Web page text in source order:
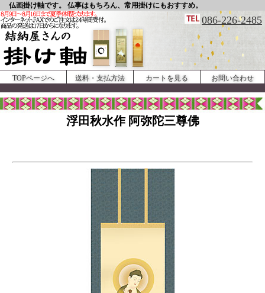
仏画掛け軸です。 仏事はもちろん、常用掛けにもおすすめ。
086-226-2485
TOPページへ 送料・支払方法 カートを見る お問い合わせ
浮田秋水作 阿弥陀三尊佛